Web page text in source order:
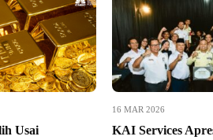
Usai
16 MAR 2026
KAI Services